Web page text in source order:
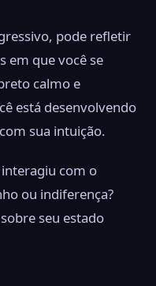
pode refletir
em que você se
calmo e
está desenvolvendo
sua intuição.
com o
ou indiferença?
seu estado